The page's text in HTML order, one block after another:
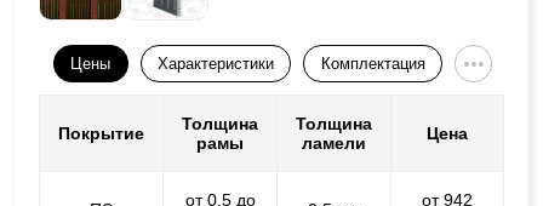
Цены Характеристики Комплектация
Покрытие
Толщина
рамы
Толщина
ламели
Цена
от 0,5 до
от 942